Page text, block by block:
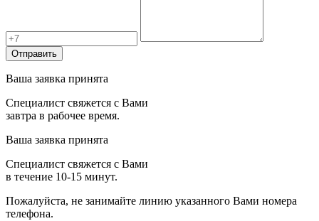
Отправить
Ваша заявка принята
Специалист свяжется с Вами
завтра в рабочее время.
Ваша заявка принята
Специалист свяжется с Вами
в течение 10-15 минут.
Пожалуйста, не занимайте линию указанного Вами номера
телефона.